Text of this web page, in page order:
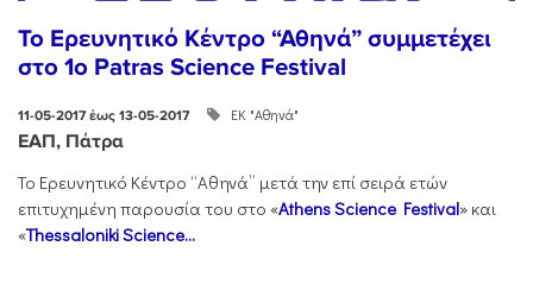
Το Ερευνητικό Κέντρο “Αθηνά” συμμετέχει
στο 1o Patras Science Festival
11-05-2017 έως 13-05-2017 ΕΚ "Αθηνά"
ΕΑΠ, Πάτρα
Το Ερευνητικό Κέντρο “Αθηνά” μετά την επί σειρά ετών
επιτυχημένη παρουσία του στο «Athens Science Festival» και
«Thessaloniki Science...